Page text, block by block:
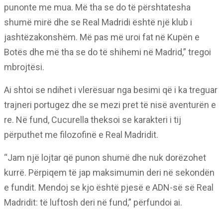
punonte me mua. Më tha se do të përshtatesha
shumë mirë dhe se Real Madridi është një klub i
jashtëzakonshëm. Më pas më uroi fat në Kupën e
Botës dhe më tha se do të shihemi në Madrid,” tregoi
mbrojtësi.
Ai shtoi se ndihet i vlerësuar nga besimi që i ka treguar
trajneri portugez dhe se mezi pret të nisë aventurën e
re. Në fund, Cucurella theksoi se karakteri i tij
përputhet me filozofinë e Real Madridit.
“Jam një lojtar që punon shumë dhe nuk dorëzohet
kurrë. Përpiqem të jap maksimumin deri në sekondën
e fundit. Mendoj se kjo është pjesë e ADN-së së Real
Madridit: të luftosh deri në fund,” përfundoi ai.